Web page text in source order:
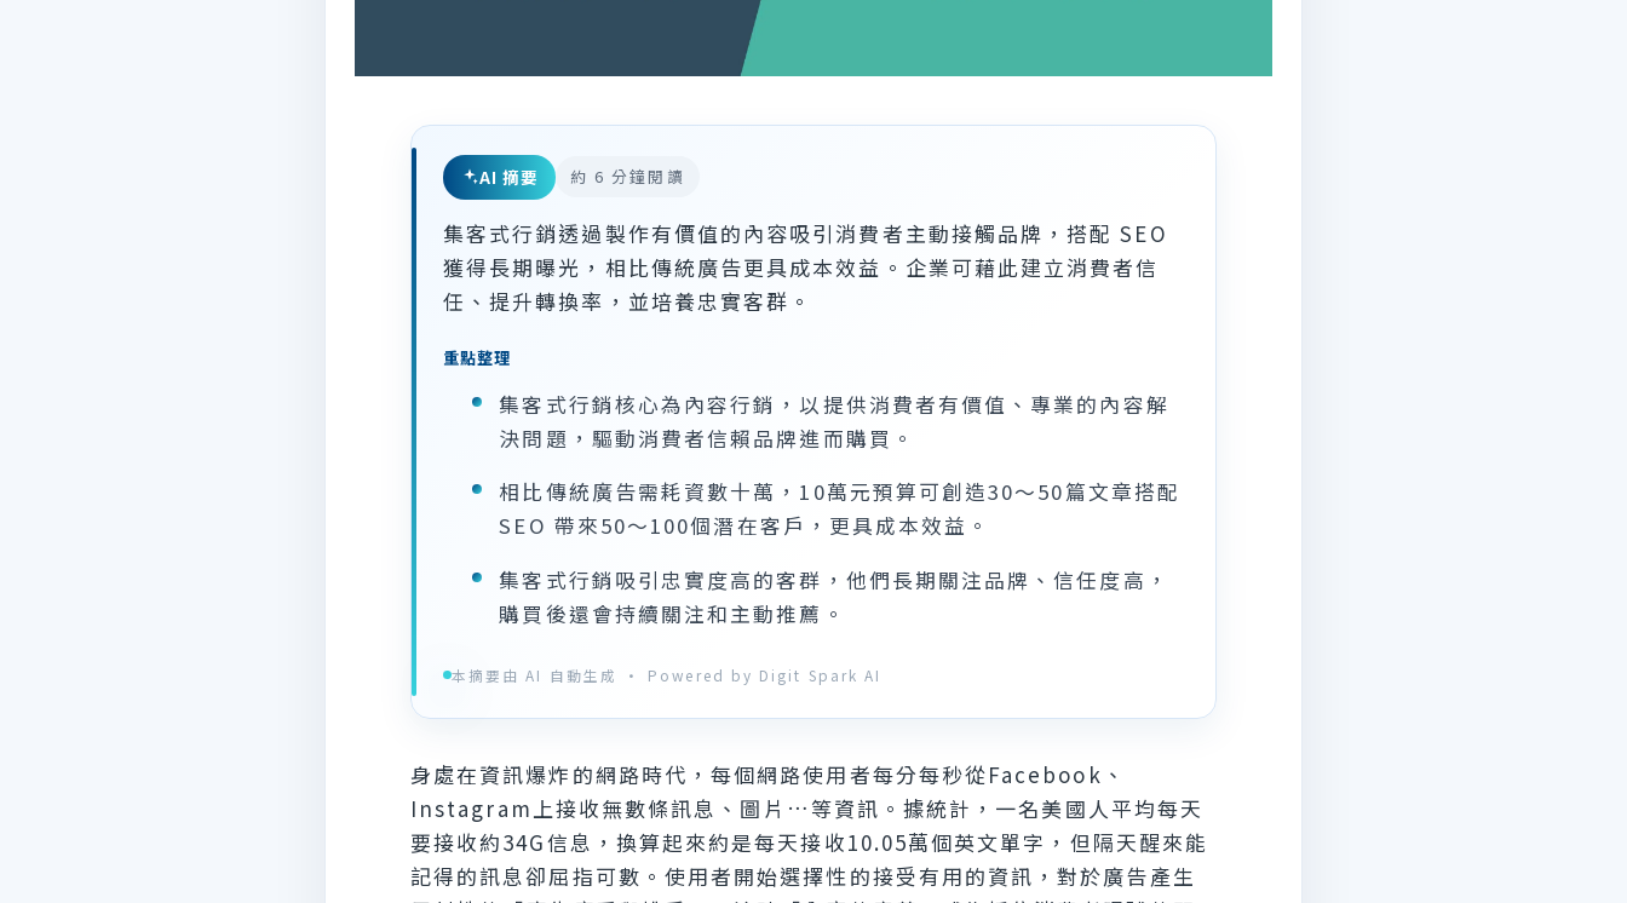
AI 摘要 約 6 分鐘閱讀
集客式行銷透過製作有價值的內容吸引消費者主動接觸品牌，搭配 SEO
獲得長期曝光，相比傳統廣告更具成本效益。企業可藉此建立消費者信
任、提升轉換率，並培養忠實客群。
重點整理
集客式行銷核心為內容行銷，以提供消費者有價值、專業的內容解
決問題，驅動消費者信賴品牌進而購買。
相比傳統廣告需耗資數十萬，10萬元預算可創造30～50篇文章搭配
SEO 帶來50～100個潛在客戶，更具成本效益。
集客式行銷吸引忠實度高的客群，他們長期關注品牌、信任度高，
購買後還會持續關注和主動推薦。
本摘要由 AI 自動生成 · Powered by Digit Spark AI
身處在資訊爆炸的網路時代，每個網路使用者每分每秒從Facebook、
Instagram上接收無數條訊息、圖片…等資訊。據統計，一名美國人平均每天
要接收約34G信息，換算起來約是每天接收10.05萬個英文單字，但隔天醒來能
記得的訊息卻屈指可數。使用者開始選擇性的接受有用的資訊，對於廣告產生